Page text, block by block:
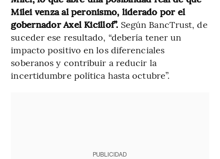
Milei venza al peronismo, liderado por el
gobernador Axel Kicillof”. Según BancTrust, de
suceder ese resultado, “debería tener un
impacto positivo en los diferenciales
soberanos y contribuir a reducir la
incertidumbre política hasta octubre”.
PUBLICIDAD